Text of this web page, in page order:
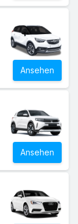
Ansehen
Ansehen